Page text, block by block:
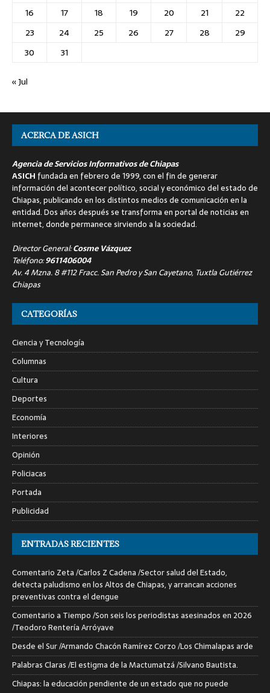
16
17 18 19 20 21
22
23
24 25 26 27 28
29
30
31
« Jul
ACERCA DE ASICH
Agencia de Servicios Informativos de Chiapas
ASICH fundada en febrero de 1999, con el fin de generar
información del acontecer político, social y económico del estado de
Chiapas, publicando en los distintos medios de comunicación en la
entidad. Dos años después se transforma en portal de noticias en
internet, donde permanece sirviendo a la sociedad.
Director General:Cosme Vázquez
Teléfono:9611406004
Av. 4 Mzna. 8 #112 Fracc. San Pedro y San Cayetano, Tuxtla Gutiérrez
Chiapas
CATEGORÍAS
Ciencia y Tecnología
Columnas
Cultura
Deportes
Economía
Interiores
Opinión
Policiacas
Portada
Publicidad
ENTRADAS RECIENTES
Comentario Zeta /Carlos Z Cadena /Sector salud del Estado,
detecta paludismo en los Altos de Chiapas, y arrancan acciones
preventivas contra el dengue
Comentario a Tiempo /Son seis los periodistas asesinados en 2026
/Teodoro Rentería Arróyave
Desde el Sur /Armando Chacón Ramírez Corzo /Los Chimalapas arde
Palabras Claras /El estigma de la Mactumatzá /Silvano Bautista.
Chiapas: la educación pendiente de un estado que no puede